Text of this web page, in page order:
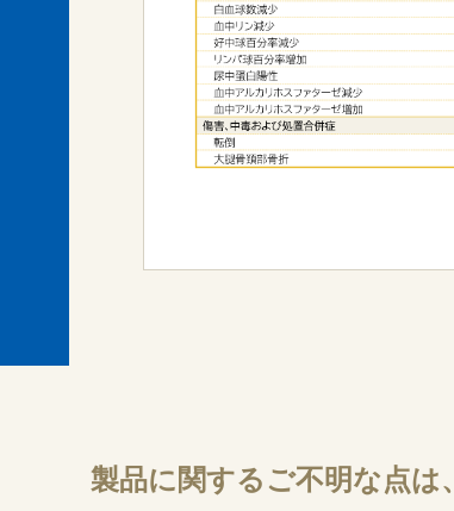
製品に関するご不明な点は、